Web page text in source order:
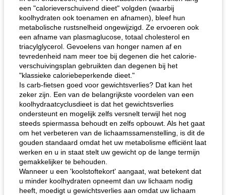
een "calorieverschuivend dieet" volgden (waarbij
koolhydraten ook toenamen en afnamen), bleef hun
metabolische rustsnelheid ongewijzigd. Ze ervoeren ook
een afname van plasmaglucose, totaal cholesterol en
triacylglycerol. Gevoelens van honger namen af ​​en
tevredenheid nam meer toe bij degenen die het calorie-
verschuivingsplan gebruikten dan degenen bij het
"klassieke caloriebeperkende dieet."
Is carb-fietsen goed voor gewichtsverlies? Dat kan het
zeker zijn. Een van de belangrijkste voordelen van een
koolhydraatcyclusdieet is dat het gewichtsverlies
ondersteunt en mogelijk zelfs versnelt terwijl het nog
steeds spiermassa behoudt en zelfs opbouwt. Als het gaat
om het verbeteren van de lichaamssamenstelling, is dit de
gouden standaard omdat het uw metabolisme efficiënt laat
werken en u in staat stelt uw gewicht op de lange termijn
gemakkelijker te behouden.
Wanneer u een 'koolstoftekort' aangaat, wat betekent dat
u minder koolhydraten opneemt dan uw lichaam nodig
heeft, moedigt u gewichtsverlies aan omdat uw lichaam